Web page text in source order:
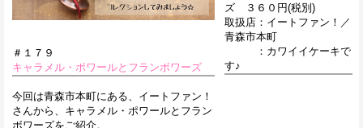
＃１７９
キャラメル・ポワールとフランボワーズ
今回は青森市本町にある、イートファン！
さんから、キャラメル・ポワールとフラン
ボワーズをご紹介。
ズ ３６０円(税別)
取扱店：イートファン！／
青森市本町
：カワイイケーキで
す♪